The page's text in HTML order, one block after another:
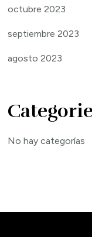
octubre 2023
septiembre 2023
agosto 2023
No hay categorías